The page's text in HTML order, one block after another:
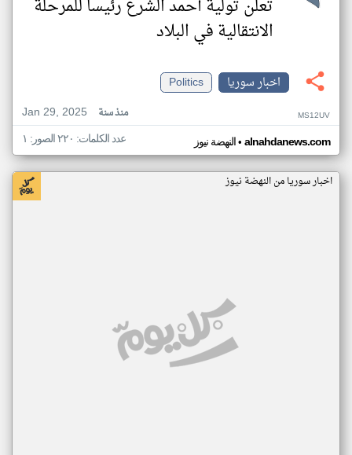
تعلن تولية أحمد الشرع رئيسا للمرحلة
الانتقالية في البلاد
اخبار سوريا
Politics
Jan 29, 2025
منذ سنة MS12UV
النهضة نيوز• alnahdanews.com عدد الكلمات: ٢٢٠ الصور: ١
اخبار سوريا من النهضة نيوز